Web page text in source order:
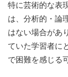
特に芸術的な表
は、分析的・論
はない場合があ
ていた学習者に
で困難を感じる